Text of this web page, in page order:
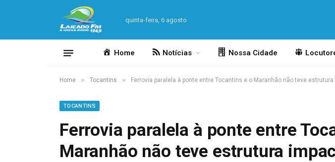
quinta-feira, 6 agosto
Home Notícias Nossa Cidade
Home » Tocantins » Ferrovia paralela à ponte entre Tocantins e o Maranhão não teve
TOCANTINS
Ferrovia paralela à ponte entre
Maranhão não teve estrutura